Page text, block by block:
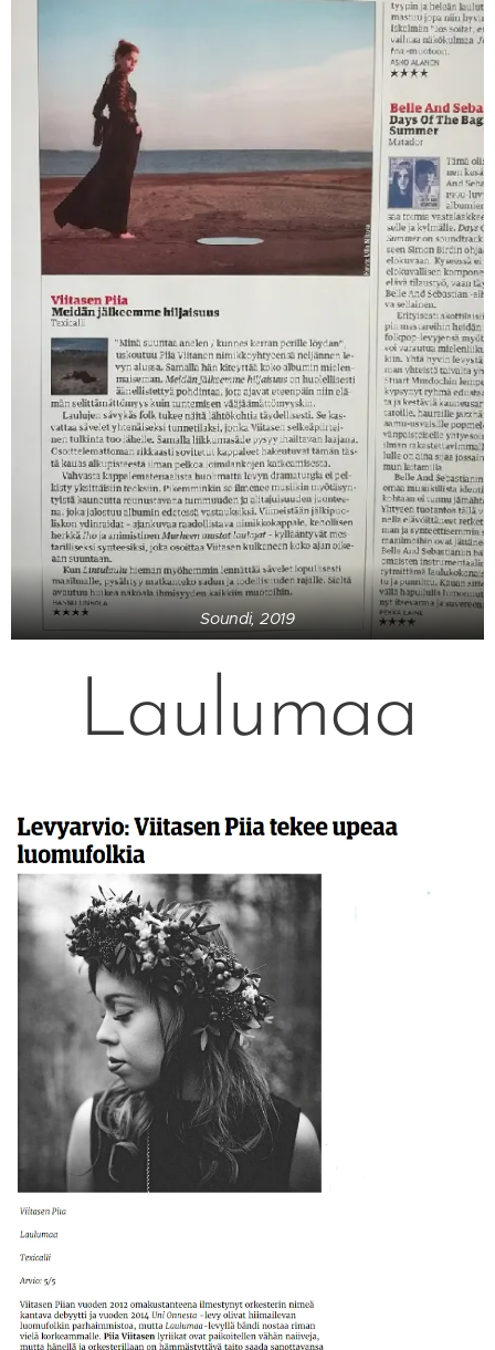
Soundi, 2019
Laulumaa